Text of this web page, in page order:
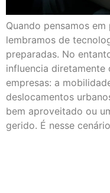
Quando pensamos
lembramos de
preparadas. No
influencia diretamente
empresas: a
deslocamentos
bem aproveitado ou
gerido. É nesse